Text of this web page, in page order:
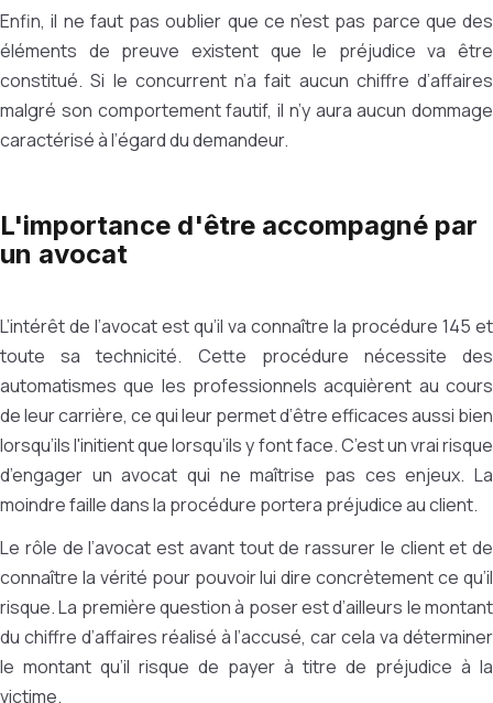
Enfin, il ne faut pas oublier que ce n’est pas parce que des
éléments de preuve existent que le préjudice va être
constitué. Si le concurrent n’a fait aucun chiffre d’affaires
malgré son comportement fautif, il n’y aura aucun dommage
caractérisé à l’égard du demandeur.
L'importance d'être accompagné par
un avocat
L’intérêt de l’avocat est qu’il va connaître la procédure 145 et
toute sa technicité. Cette procédure nécessite des
automatismes que les professionnels acquièrent au cours
de leur carrière, ce qui leur permet d’être efficaces aussi bien
lorsqu’ils l'initient que lorsqu’ils y font face. C’est un vrai risque
d’engager un avocat qui ne maîtrise pas ces enjeux. La
moindre faille dans la procédure portera préjudice au client.
Le rôle de l’avocat est avant tout de rassurer le client et de
connaître la vérité pour pouvoir lui dire concrètement ce qu’il
risque. La première question à poser est d’ailleurs le montant
du chiffre d’affaires réalisé à l’accusé, car cela va déterminer
le montant qu’il risque de payer à titre de préjudice à la
victime.